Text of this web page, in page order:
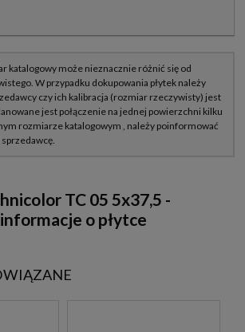
TC 05 5x37,5 -
o płytce